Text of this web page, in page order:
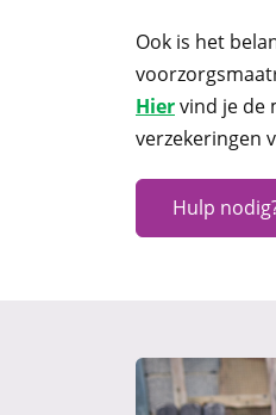
Ook is het
Hiervind je de
verzekeringen
Hulp